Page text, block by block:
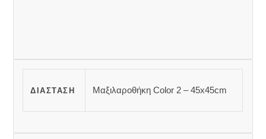
ΔΙΆΣΤΑΣΗ Μαξιλαροθήκη Color 2 – 45x45cm